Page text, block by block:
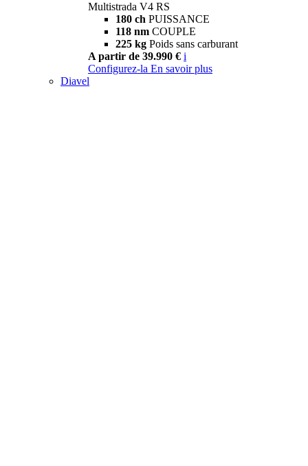
Multistrada V4 RS
180 ch PUISSANCE
118 nm COUPLE
225 kg Poids sans carburant
A partir de 39.990 € i
Configurez-la En savoir plus
Diavel